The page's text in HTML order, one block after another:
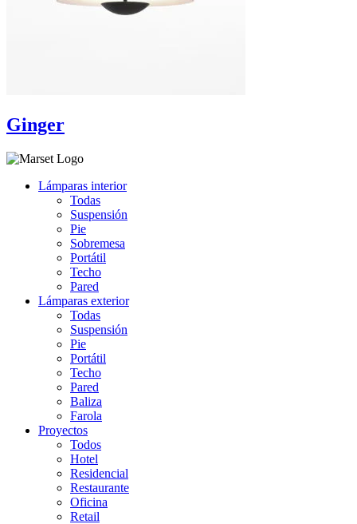
Ginger
Lámparas interior
Todas
Suspensión
Pie
Sobremesa
Portátil
Techo
Pared
Lámparas exterior
Todas
Suspensión
Pie
Portátil
Techo
Pared
Baliza
Farola
Proyectos
Todos
Hotel
Residencial
Restaurante
Oficina
Retail